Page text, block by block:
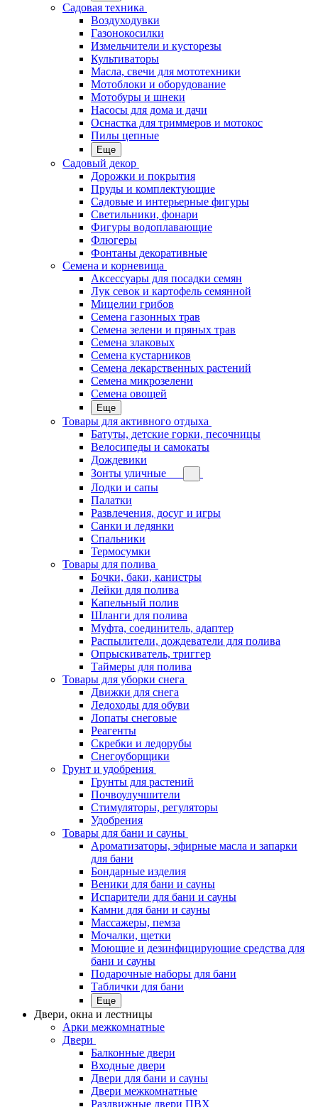
Садовая техника
Воздуходувки
Газонокосилки
Измельчители и кусторезы
Культиваторы
Масла, свечи для мототехники
Мотоблоки и оборудование
Мотобуры и шнеки
Насосы для дома и дачи
Оснастка для триммеров и мотокос
Пилы цепные
Еще
Садовый декор
Дорожки и покрытия
Пруды и комплектующие
Садовые и интерьерные фигуры
Светильники, фонари
Фигуры водоплавающие
Флюгеры
Фонтаны декоративные
Семена и корневища
Аксессуары для посадки семян
Лук севок и картофель семянной
Мицелии грибов
Семена газонных трав
Семена зелени и пряных трав
Семена злаковых
Семена кустарников
Семена лекарственных растений
Семена микрозелени
Семена овощей
Еще
Товары для активного отдыха
Батуты, детские горки, песочницы
Велосипеды и самокаты
Дождевики
Зонты уличные
Лодки и сапы
Палатки
Развлечения, досуг и игры
Санки и ледянки
Спальники
Термосумки
Товары для полива
Бочки, баки, канистры
Лейки для полива
Капельный полив
Шланги для полива
Муфта, соединитель, адаптер
Распылители, дождеватели для полива
Опрыскиватель, триггер
Таймеры для полива
Товары для уборки снега
Движки для снега
Ледоходы для обуви
Лопаты снеговые
Реагенты
Скребки и ледорубы
Снегоуборщики
Грунт и удобрения
Грунты для растений
Почвоулучшители
Стимуляторы, регуляторы
Удобрения
Товары для бани и сауны
Ароматизаторы, эфирные масла и запарки
для бани
Бондарные изделия
Веники для бани и сауны
Испарители для бани и сауны
Камни для бани и сауны
Массажеры, пемза
Мочалки, щетки
Моющие и дезинфицирующие средства для
бани и сауны
Подарочные наборы для бани
Таблички для бани
Еще
Двери, окна и лестницы
Арки межкомнатные
Двери
Балконные двери
Входные двери
Двери для бани и сауны
Двери межкомнатные
Раздвижные двери ПВХ